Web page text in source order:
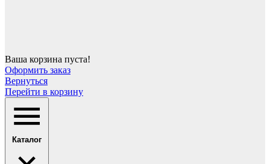
Ваша корзина пуста!
Оформить заказ
Вернуться
Перейти в корзину
Каталог